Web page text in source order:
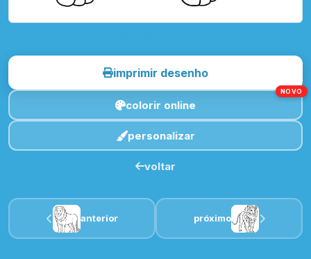
imprimir desenho
colorir online
NOVO
personalizar
voltar
anterior próximo